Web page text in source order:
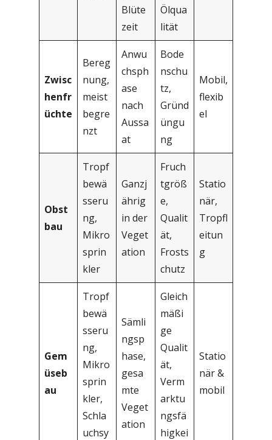
Blüte
zeit
Ölqua
lität
Zwisc
henfr
üchte
Bereg
nung,
meist
begre
nzt
Anwu
chsph
ase
nach
Aussa
at
Bode
nschu
tz,
Gründ
üngu
ng
Mobil,
flexib
el
Obst
bau
Tropf
bewä
sseru
ng,
Mikro
sprin
kler
Ganzj
ährig
in der
Veget
ation
Fruch
tgröß
e,
Qualit
ät,
Frosts
chutz
Statio
när,
Tropfl
eitun
g
Gem
üseb
au
Tropf
bewä
sseru
ng,
Mikro
sprin
kler,
Schla
uchsy
Sämli
ngsp
hase,
gesa
mte
Veget
ation
Gleich
mäßi
ge
Qualit
ät,
Verm
arktu
ngsfä
higkei
Statio
när &
mobil